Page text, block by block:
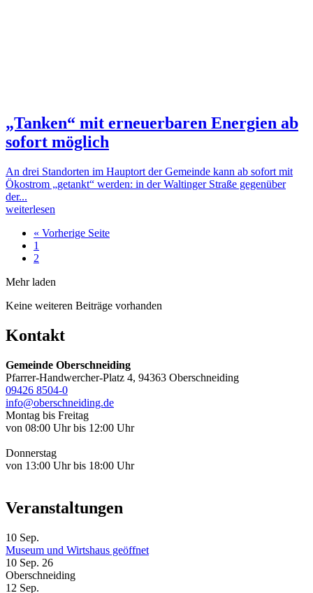
„Tanken“ mit erneuerbaren Energien ab
sofort möglich
An drei Standorten im Hauptort der Gemeinde kann ab sofort mit
Ökostrom „getankt“ werden: in der Waltinger Straße gegenüber
der...
weiterlesen
« Vorherige Seite
1
2
Mehr laden
Keine weiteren Beiträge vorhanden
Kontakt
Gemeinde Oberschneiding
Pfarrer-Handwercher-Platz 4, 94363 Oberschneiding
09426 8504-0
info@oberschneiding.de
Montag bis Freitag
von 08:00 Uhr bis 12:00 Uhr
Donnerstag
von 13:00 Uhr bis 18:00 Uhr
Veranstaltungen
10 Sep.
Museum und Wirtshaus geöffnet
10 Sep. 26
Oberschneiding
12 Sep.